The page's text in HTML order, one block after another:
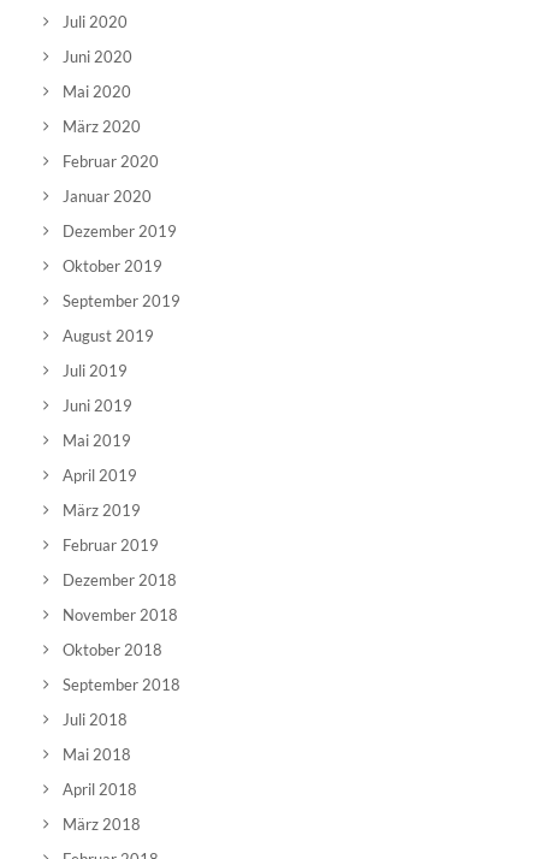
Juli 2020
Juni 2020
Mai 2020
März 2020
Februar 2020
Januar 2020
Dezember 2019
Oktober 2019
September 2019
August 2019
Juli 2019
Juni 2019
Mai 2019
April 2019
März 2019
Februar 2019
Dezember 2018
November 2018
Oktober 2018
September 2018
Juli 2018
Mai 2018
April 2018
März 2018